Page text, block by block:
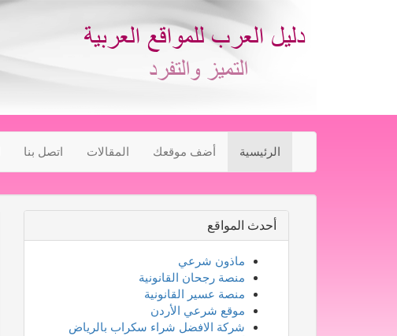
الرئيسية أضف موقعك المقالات اتصل بنا
أحدث المواقع
ماذون شرعي
منصة رجحان القانونية
منصة عسير القانونية
موقع شرعي الأردن
شركة الافضل شراء سكراب بالرياض